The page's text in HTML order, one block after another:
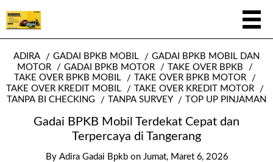
ADIRA GADAI BPKB MOBIL
GADAI BPKB MOBIL DAN
MOTOR
GADAI BPKB MOTOR
TAKE OVER BPKB
TAKE OVER BPKB MOBIL
TAKE OVER BPKB MOTOR
TAKE OVER KREDIT MOBIL
TAKE OVER KREDIT MOTOR
TANPA BI CHECKING
TANPA SURVEY TOP UP PINJAMAN
Gadai BPKB Mobil Terdekat Cepat dan
Terpercaya di Tangerang
By Adira Gadai Bpkb on Jumat, Maret 6, 2026